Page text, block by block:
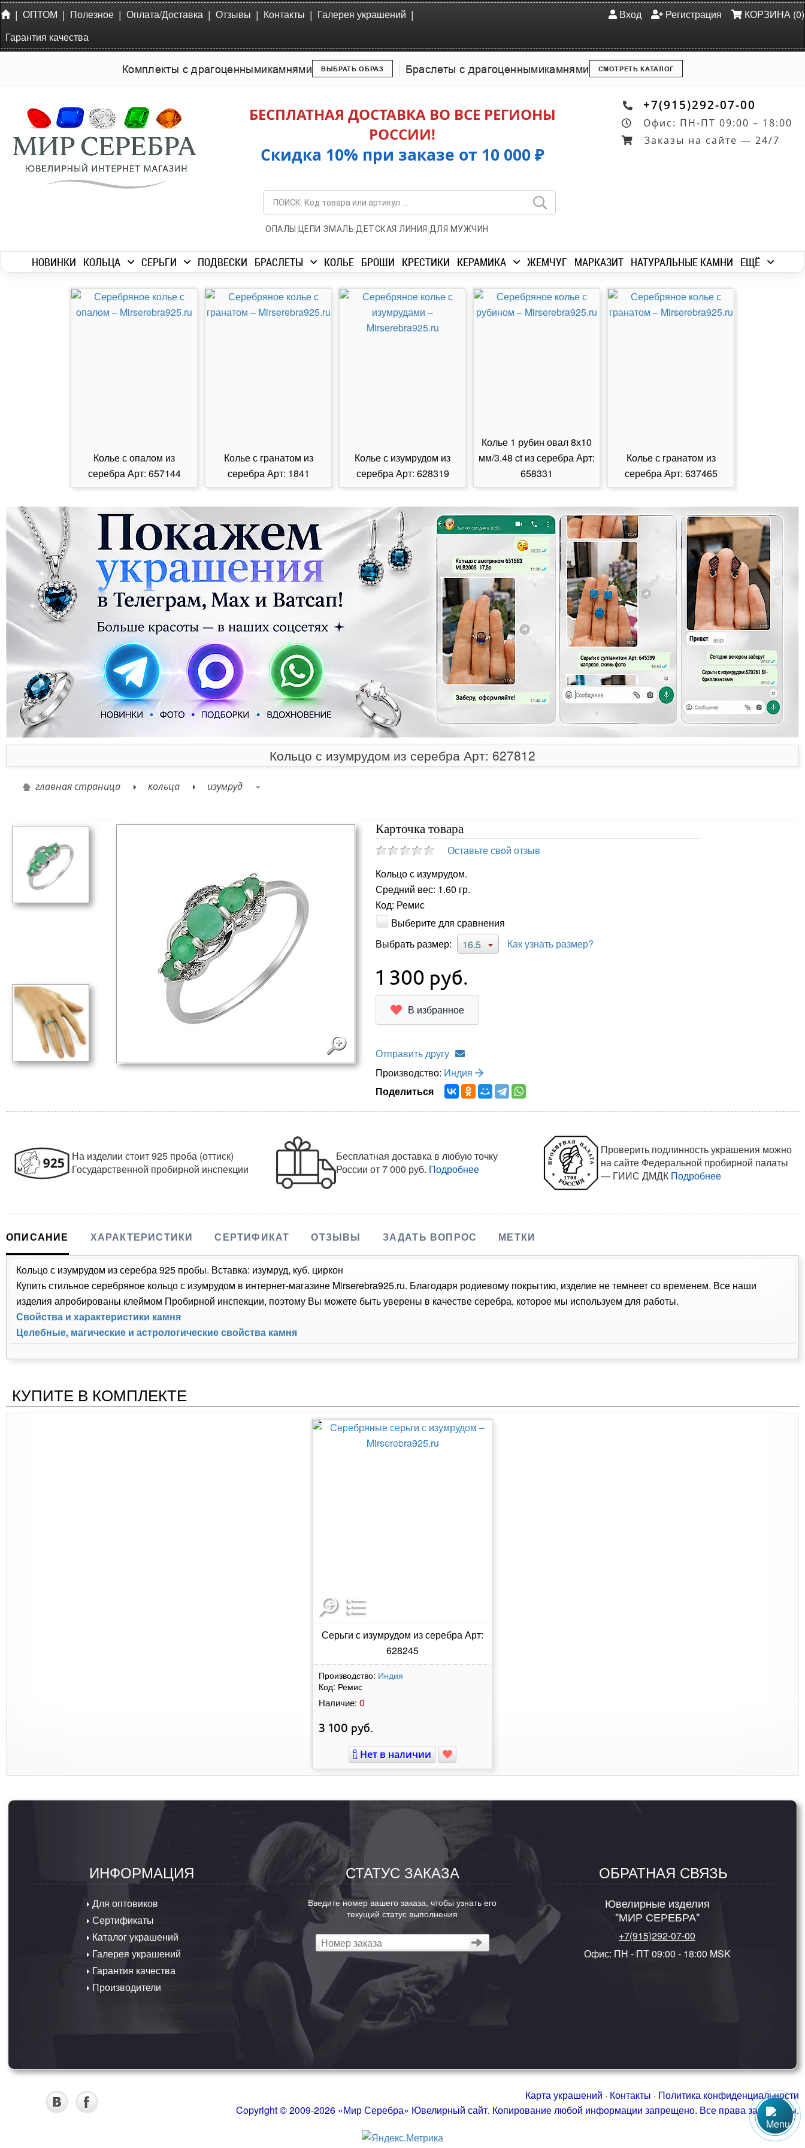
| ОПТОМ | Полезное | Оплата/Доставка | Отзывы | Контакты | Галерея украшений |
Гарантия качества
Вход Регистрация КОРЗИНА (0)
Комплекты с драгоценнымикамнями ВЫБРАТЬ ОБРАЗ Браслеты с драгоценнымикамнями СМОТРЕТЬ КАТАЛОГ
БЕСПЛАТНАЯ ДОСТАВКА ВО ВСЕ РЕГИОНЫ
РОССИИ!
Скидка 10% при заказе от 10 000 ₽
ОПАЛЫ | ЦЕПИ |ЭМАЛЬ|ДЕТСКАЯ ЛИНИЯ |ДЛЯ МУЖЧИН
+7(915)292-07-00
Офис: ПН-ПТ 09:00 – 18:00
Заказы на сайте — 24/7
НОВИНКИ КОЛЬЦА СЕРЬГИ ПОДВЕСКИ БРАСЛЕТЫ КОЛЬЕ БРОШИ КРЕСТИКИ КЕРАМИКА ЖЕМЧУГ МАРКАЗИТ НАТУРАЛЬНЫЕ КАМНИ ЕЩЁ
Колье с опалом из
серебра Арт: 657144
Колье с гранатом из
серебра Арт: 1841
Колье с изумрудом из
серебра Арт: 628319
Колье 1 рубин овал 8х10
мм/3.48 ct из серебра Арт:
658331
Колье с гранатом из
серебра Арт: 637465
Кольцо с изумрудом из серебра Арт: 627812
главная страница кольца изумруд
Карточка товара
Оставьте свой отзыв
Кольцо с изумрудом.
Средний вес: 1.60 гр.
Код: Ремис
Выберите для сравнения
Выбрать размер:
16.5 Как узнать размер?
1 300 руб.
В избранное
Отправить другу
Производство: Индия
Поделиться
На изделии стоит 925 проба (оттиск)
Государственной пробирной инспекции
Бесплатная доставка в любую точку
Россииот 7 000 руб. Подробнее
Проверить подлинность украшения можно
на сайте Федеральной пробирной палаты
— ГИИС ДМДК Подробнее
ОПИСАНИЕ ХАРАКТЕРИСТИКИ СЕРТИФИКАТ ОТЗЫВЫ ЗАДАТЬ ВОПРОС МЕТКИ
Кольцо с изумрудом из серебра 925 пробы. Вставка: изумруд, куб. циркон
Купить стильное серебряное кольцо с изумрудом в интернет-магазине Mirserebra925.ru. Благодаря родиевому покрытию, изделие не темнеет со временем. Все наши
изделия апробированы клеймом Пробирной инспекции, поэтому Вы можете быть уверены в качестве серебра, которое мы используем для работы.
Свойства и характеристики камня
Целебные, магические и астрологические свойства камня
КУПИТЕ В КОМПЛЕКТЕ
Серьги с изумрудом из серебра Арт:
628245
Производство: Индия
Код: Ремис
Наличие: 0
3 100 руб.
Нет в наличии
ИНФОРМАЦИЯ
Для оптовиков
Сертификаты
Каталог украшений
Галерея украшений
Гарантия качества
Производители
СТАТУС ЗАКАЗА
Введите номер вашего заказа, чтобы узнать его
текущий статус выполнения
ОБРАТНАЯ СВЯЗЬ
Ювелирные изделия
"МИР СЕРЕБРА"
+7(915)292-07-00
Офис: ПН - ПТ 09:00 - 18:00 MSK
Карта украшений · Контакты · Политика конфиденциальности
Copyright © 2009-2026 «Мир Серебра» Ювелирный сайт. Копирование любой информации запрещено. Все права защищены.